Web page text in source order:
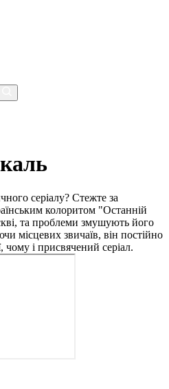
серіалу? Стежте за
колоритом "Останній
та проблеми змушують його
місцевих звичаїв, він постійно
чому і присвячений серіал.